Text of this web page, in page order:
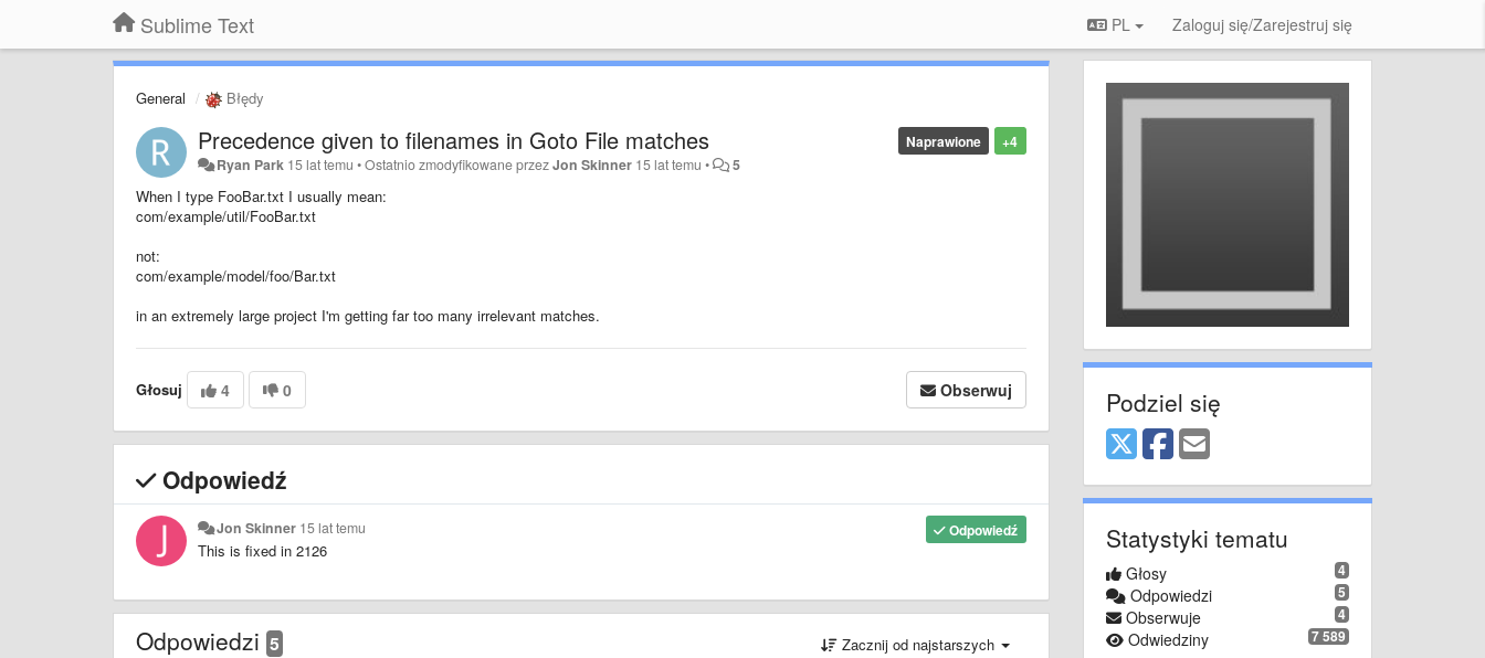
Sublime Text PL Zaloguj się/Zarejestruj się
General Błędy
+4
Naprawione
Precedence given to filenames in Goto File matches
Ryan Park 15 lat temu •Ostatnio zmodyfikowane przezJon Skinner 15 lat temu • 5
When I type FooBar.txt I usually mean:
com/example/util/FooBar.txt
not:
com/example/model/foo/Bar.txt
in an extremely large project I'm getting far too many irrelevant matches.
Głosuj 4 0 Obserwuj
Odpowiedź
Odpowiedź
Jon Skinner 15 lat temu
This is fixed in 2126
Odpowiedzi 5 Zacznij od najstarszych
Podziel się
Statystyki tematu
4
Głosy
5
Odpowiedzi
4
Obserwuje
7 589
Odwiedziny